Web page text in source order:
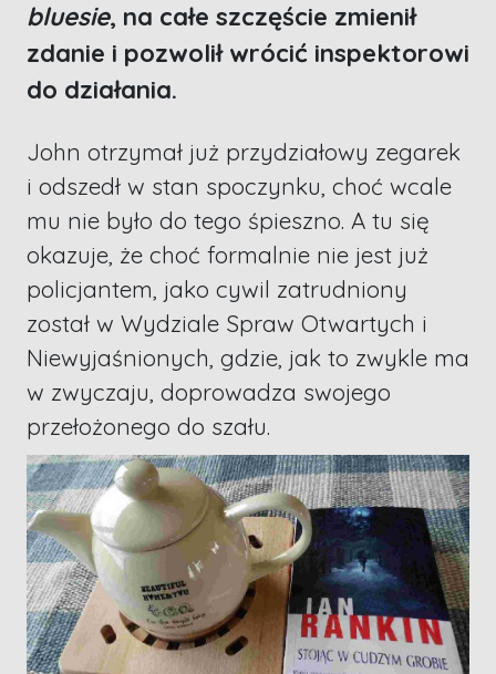
bluesie, na całe szczęście zmienił
zdanie i pozwolił wrócić inspektorowi
do działania.
John otrzymał już przydziałowy zegarek
i odszedł w stan spoczynku, choć wcale
mu nie było do tego śpieszno. A tu się
okazuje, że choć formalnie nie jest już
policjantem, jako cywil zatrudniony
został w Wydziale Spraw Otwartych i
Niewyjaśnionych, gdzie, jak to zwykle ma
w zwyczaju, doprowadza swojego
przełożonego do szału.